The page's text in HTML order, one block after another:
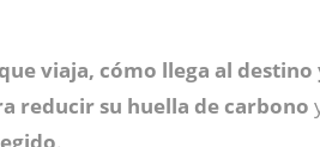
viaja, cómo llega al destino
reducir su huella de carbono